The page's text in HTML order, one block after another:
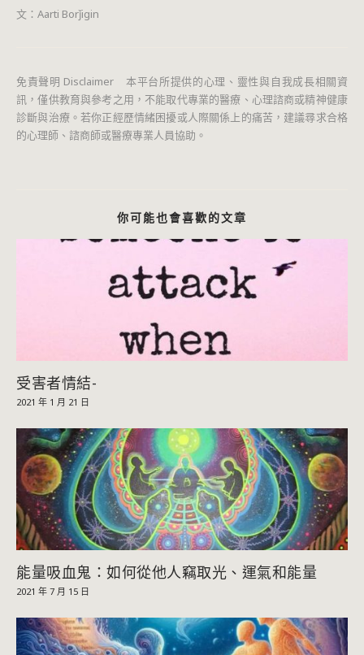
文：Aarti Borǰigin
免責聲明 Disclaimer 本平台所提供的心理、靈性與自我成長相關資
訊，僅供教育與參考之用，不能取代專業的醫療、心理諮商或精神健康
診斷與治療。若你正經歷情緒困擾或人際關係上的痛苦，建議尋求合格
的心理師、諮商師或醫療專業人員協助。
你可能也會喜歡的文章
受害者情結-
2021 年 1 月 21 日
能量吸血鬼：如何從他人竊取光、運氣和能量
2021 年 7 月 15 日